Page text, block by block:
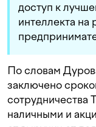
доступ к
интеллекта на
По словам
заключено
сотрудничества
наличными и